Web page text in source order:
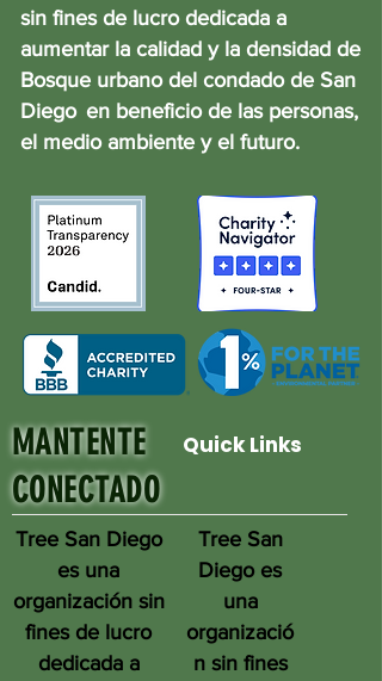
sin fines de lucro dedicada a
aumentar la calidad y la densidad de
Bosque urbano del condado de San
Diego en beneficio de las personas,
el medio ambiente y el futuro.
MANTENTE
CONECTADO
Quick Links
Tree San Diego
es una
organización sin
fines de lucro
dedicada a
Tree San
Diego es
una
organizació
n sin fines